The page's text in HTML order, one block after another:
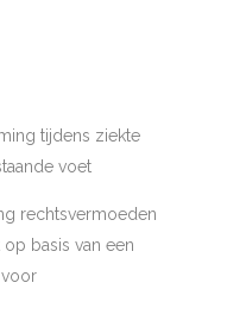
tijdens ziekte
voet
rechtsvermoeden
basis van een
voor